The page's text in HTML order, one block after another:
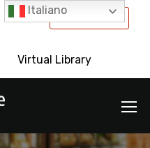
International
Virtual Library
Italiano